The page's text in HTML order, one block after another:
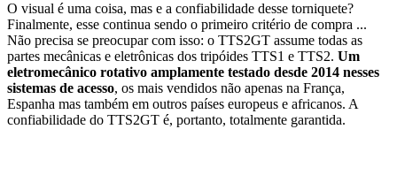
O visual é uma coisa, mas e a confiabilidade desse torniquete?
Finalmente, esse continua sendo o primeiro critério de compra ...
Não precisa se preocupar com isso: o TTS2GT assume todas as
partes mecânicas e eletrônicas dos tripóides TTS1 e TTS2. Um
eletromecânico rotativo amplamente testado desde 2014 nesses
sistemas de acesso, os mais vendidos não apenas na França,
Espanha mas também em outros países europeus e africanos. A
confiabilidade do TTS2GT é, portanto, totalmente garantida.